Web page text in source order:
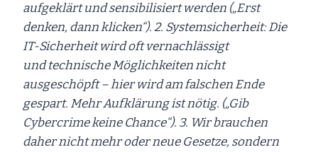
aufgeklärt und sensibilisiert werden („Erst
denken, dann klicken“). 2. Systemsicherheit: Die
IT-Sicherheit wird oft vernachlässigt
und technische Möglichkeiten nicht
ausgeschöpft – hier wird am falschen Ende
gespart. Mehr Aufklärung ist nötig. („Gib
Cybercrime keine Chance“). 3. Wir brauchen
daher nicht mehr oder neue Gesetze, sondern